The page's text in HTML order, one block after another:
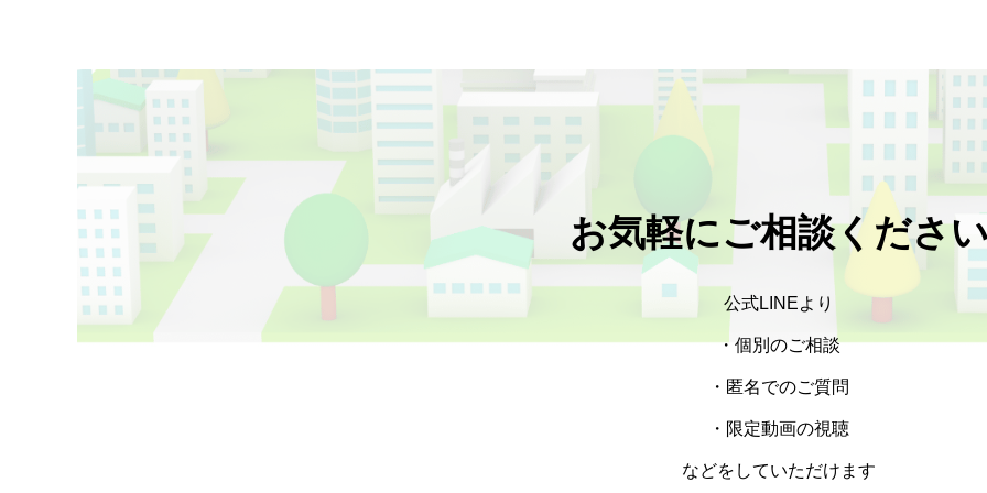
お気軽にご相談くださ
公式LINEより
・個別のご相談
・匿名でのご質問
・限定動画の視聴
などをしていただけます